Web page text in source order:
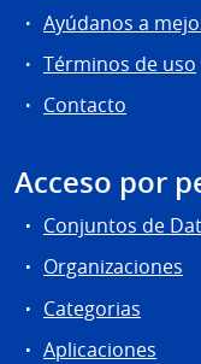
Ayúdanos a
Términos de uso
Contacto
Acceso por
Conjuntos de
Organizaciones
Categorias
Aplicaciones